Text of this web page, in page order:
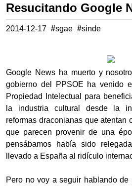
Resucitando Google
2014-12-17 #sgae #sinde
Google News ha muerto y
gobierno del PPSOE ha venido
Propiedad Intelectual para
la industria cultural desde la
reformas draconianas que atentan
que parecen provenir de una
pensábamos había sido
llevado a España al ridículo
Pero no voy a seguir hablando